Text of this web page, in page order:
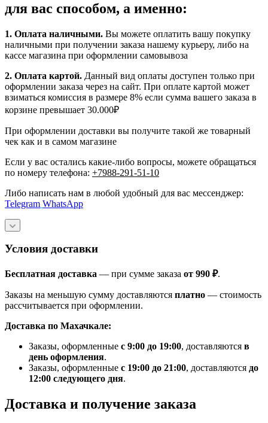
для вас способом, а именно:
1. Оплата наличными. Вы можете оплатить вашу покупку
наличными при получении заказа нашему курьеру, либо на
кассе магазина при оформлении самовывоза
2. Оплата картой. Данный вид оплаты доступен только при
оформлении заказа через на сайт. При оплате картой может
взиматься комиссия в размере 8% если сумма вашего заказа в
корзине превышает 30.000₽
При оформлении доставки вы получите такой же товарный
чек как и в самом магазине
Если у вас остались какие-либо вопросы, можете обращаться
по номеру телефона: +7988-291-51-10
Либо написать нам в любой удобный для вас мессенджер:
Telegram WhatsApp
Условия доставки
Бесплатная доставка — при сумме заказа от 990 ₽.
Заказы на меньшую сумму доставляются платно — стоимость
рассчитывается при оформлении.
Доставка по Махачкале:
Заказы, оформленные с 9:00 до 19:00, доставляются в
день оформления.
Заказы, оформленные с 19:00 до 21:00, доставляются до
12:00 следующего дня.
Доставка и получение заказа